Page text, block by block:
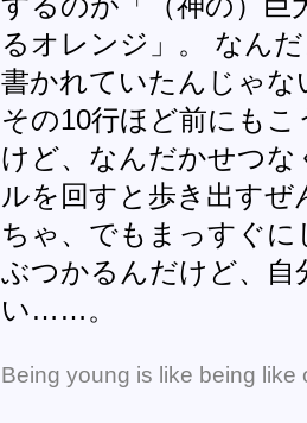
るオレンジ」。 なん
書かれていたんじゃな
その10行ほど前にも
けど、なんだかせつ
ルを回すと歩き出す
ちゃ、でもまっすぐ
ぶつかるんだけど、
い……。
Being young is like being